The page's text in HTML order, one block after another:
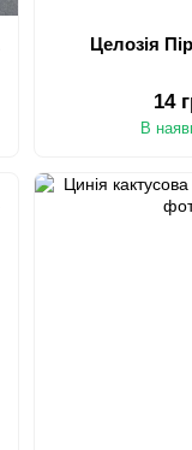
Целозія
14
В